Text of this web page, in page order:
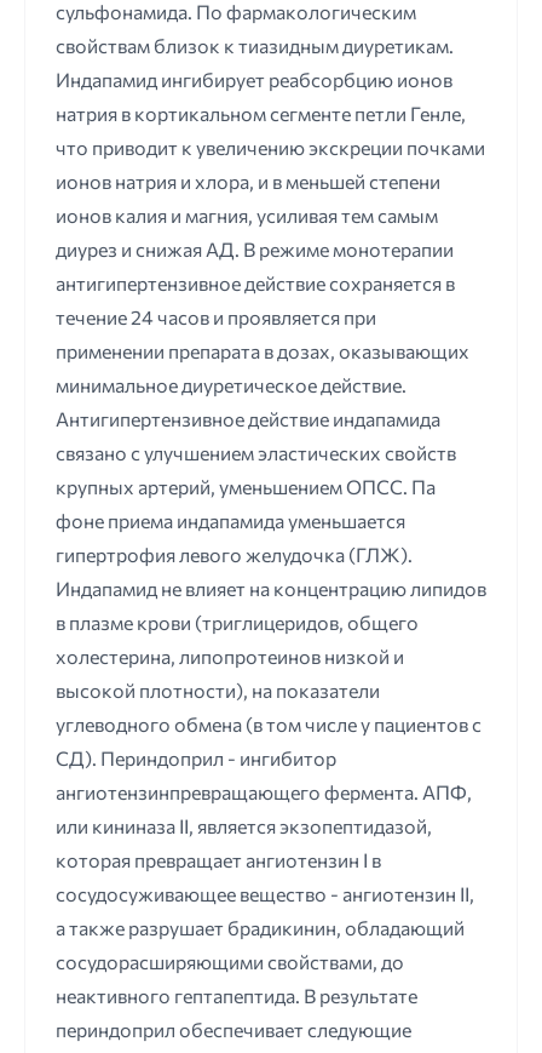
сульфонамида. По фармакологическим
свойствам близок к тиазидным диуретикам.
Индапамид ингибирует реабсорбцию ионов
натрия в кортикальном сегменте петли Генле,
что приводит к увеличению экскреции почками
ионов натрия и хлора, и в меньшей степени
ионов калия и магния, усиливая тем самым
диурез и снижая АД. В режиме монотерапии
антигипертензивное действие сохраняется в
течение 24 часов и проявляется при
применении препарата в дозах, оказывающих
минимальное диуретическое действие.
Антигипертензивное действие индапамида
связано с улучшением эластических свойств
крупных артерий, уменьшением ОПСС. Па
фоне приема индапамида уменьшается
гипертрофия левого желудочка (ГЛЖ).
Индапамид не влияет на концентрацию липидов
в плазме крови (триглицеридов, общего
холестерина, липопротеинов низкой и
высокой плотности), на показатели
углеводного обмена (в том числе у пациентов с
СД). Периндоприл - ингибитор
ангиотензинпревращающего фермента. АПФ,
или кининаза II, является экзопептидазой,
которая превращает ангиотензин I в
сосудосуживающее вещество - ангиотензин II,
а также разрушает брадикинин, обладающий
сосудорасширяющими свойствами, до
неактивного гептапептида. В результате
периндоприл обеспечивает следующие